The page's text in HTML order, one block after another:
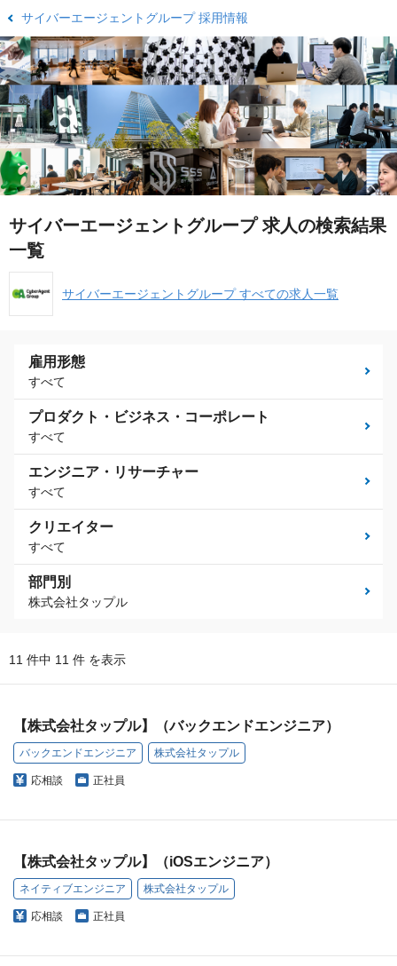
サイバーエージェントグループ 採用情報
サイバーエージェントグループ 求人の検索結果
一覧
サイバーエージェントグループ すべての求人一覧
雇用形態
すべて
プロダクト・ビジネス・コーポレート
すべて
エンジニア・リサーチャー
すべて
クリエイター
すべて
部門別
株式会社タップル
11 件中 11 件 を表示
【株式会社タップル】（バックエンドエンジニア）
バックエンドエンジニア 株式会社タップル
応相談 正社員
【株式会社タップル】（iOSエンジニア）
ネイティブエンジニア 株式会社タップル
応相談 正社員